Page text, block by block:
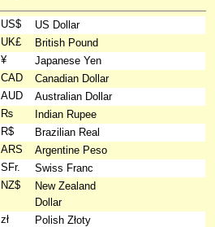
US$
US Dollar
UK£
British Pound
¥
Japanese Yen
CAD
Canadian Dollar
AUD
Australian Dollar
₨
Indian Rupee
R$
Brazilian Real
ARS
Argentine Peso
SFr.
Swiss Franc
NZ$
New Zealand
Dollar
zł
Polish Złoty